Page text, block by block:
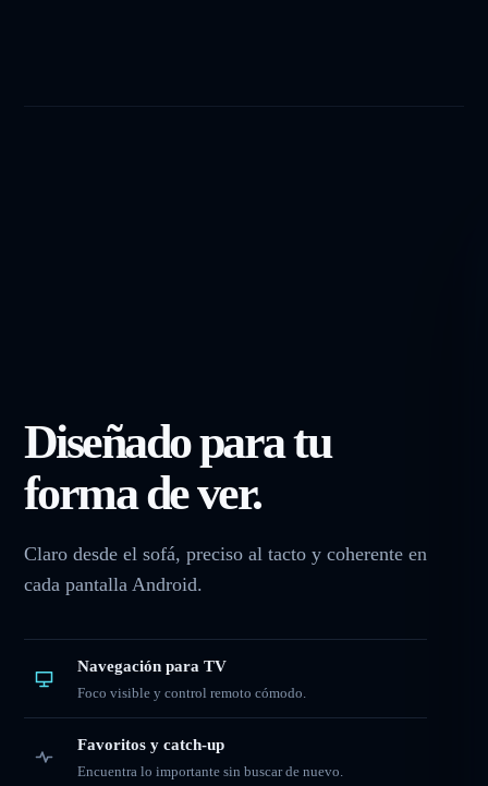
Diseñado para tu
forma de ver.
Claro desde el sofá, preciso al tacto y coherente en
cada pantalla Android.
Navegación para TV
Foco visible y control remoto cómodo.
Favoritos y catch-up
Encuentra lo importante sin buscar de nuevo.